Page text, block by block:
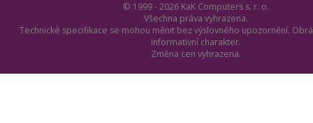
© 1999 - 2026 KaK Computers s. r. o.
Všechna práva vyhrazena.
Technické specifikace se mohou měnit bez výslovného upozornění.
informativní charakter.
Změna cen vyhrazena.